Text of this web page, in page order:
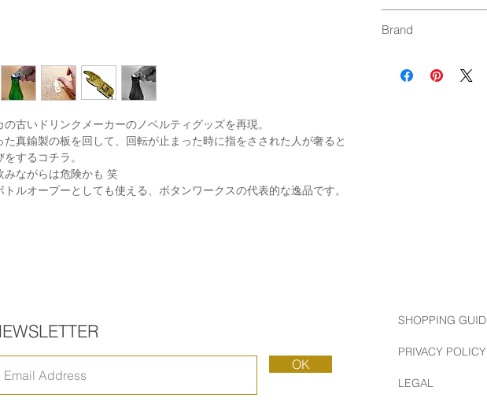
の古いドリンクメーカーのノベルティグッズを再現。
た真鍮製の板を回して、回転が止まった時に指をさされた人が奢ると
をするコチラ。
みながらは危険かも 笑
トルオープーとしても使える、ボタンワークスの代表的な逸品です。
material : Brass
Made in Japan
Brand
古き良きアメリカの
OK
SHOPPING
PRIVACY POLICY
LEGAL